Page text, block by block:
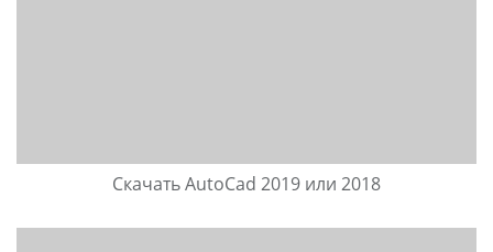
Скачать AutoCad 2019 или 2018